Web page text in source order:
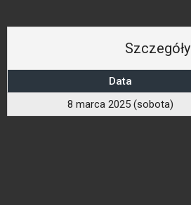
Szczegóły
Data
8 marca 2025 (sobota)